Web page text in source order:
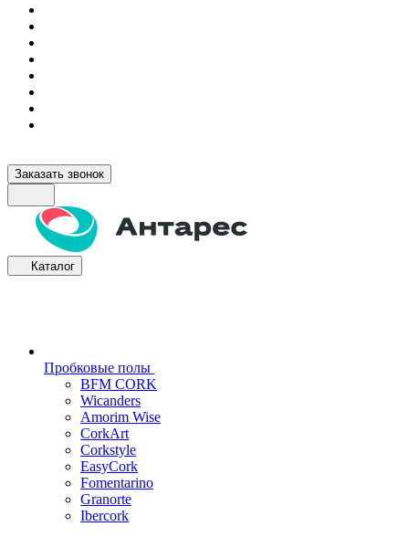
Заказать звонок
Каталог
Пробковые полы
BFM CORK
Wicanders
Amorim Wise
CorkArt
Corkstyle
EasyCork
Fomentarino
Granorte
Ibercork